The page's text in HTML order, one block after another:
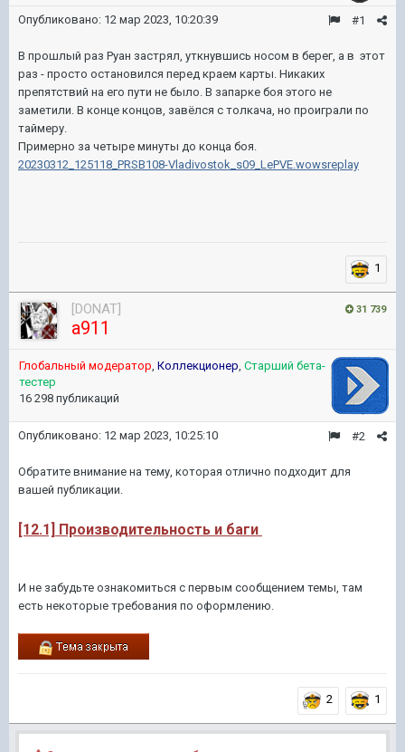
#1
Опубликовано: 12 мар 2023, 10:20:39
В прошлый раз Руан застрял, уткнувшись носом в берег, а в этот
раз - просто остановился перед краем карты. Никаких
препятствий на его пути не было. В запарке боя этого не
заметили. В конце концов, завёлся с толкача, но проиграли по
таймеру.
Примерно за четыре минуты до конца боя.
20230312_125118_PRSB108-Vladivostok_s09_LePVE.wowsreplay
1
31 739
[DONAT]
a911
Глобальный модератор, Коллекционер, Старший бета-
тестер
16 298 публикаций
#2
Опубликовано: 12 мар 2023, 10:25:10
Обратите внимание на тему, которая отлично подходит для
вашей публикации.
[12.1] Производительность и баги
И не забудьте ознакомиться с первым сообщением темы, там
есть некоторые требования по оформлению.
2 1